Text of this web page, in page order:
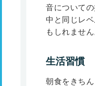
音について
中と同じレ
もしれません
生活習慣
朝食をきち